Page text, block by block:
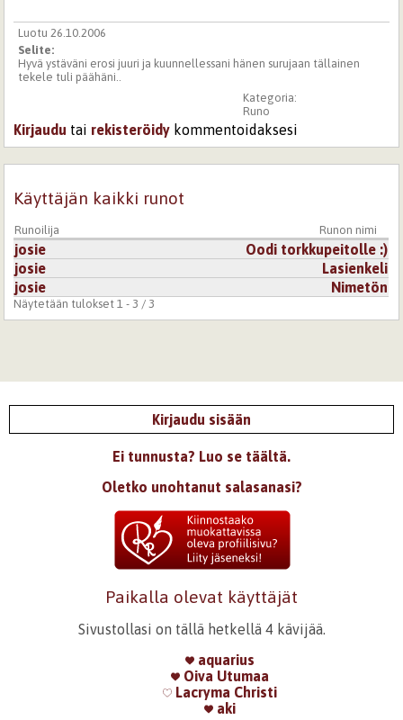
Luotu 26.10.2006
Selite:
Hyvä ystäväni erosi juuri ja kuunnellessani hänen surujaan tällainen
tekele tuli päähäni..
Kategoria:
Runo
Kirjaudu tai rekisteröidy kommentoidaksesi
Käyttäjän kaikki runot
Runoilija Runon nimi
josie
Oodi torkkupeitolle :)
josie
Lasienkeli
josie
Nimetön
Näytetään tulokset 1 - 3 / 3
Kirjaudu sisään
Ei tunnusta? Luo se täältä.
Oletko unohtanut salasanasi?
Paikalla olevat käyttäjät
Sivustollasi on tällä hetkellä 4 kävijää.
aquarius
Oiva Utumaa
Lacryma Christi
aki